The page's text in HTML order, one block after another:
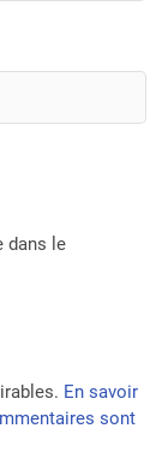
dans le
En savoir
sont